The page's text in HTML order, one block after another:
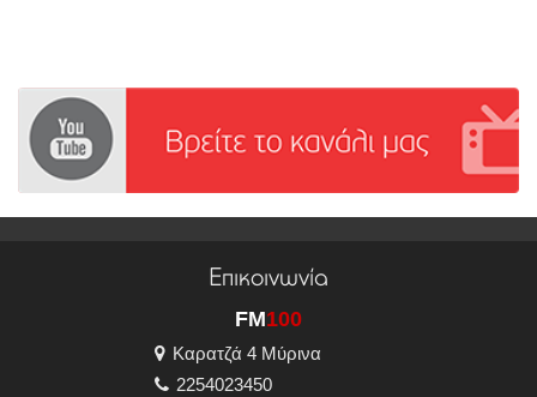
Επικοινωνία
FM100
Καρατζά 4 Μύρινα
2254023450